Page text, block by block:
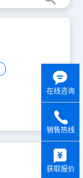
在线咨询
销售热线
获取报价